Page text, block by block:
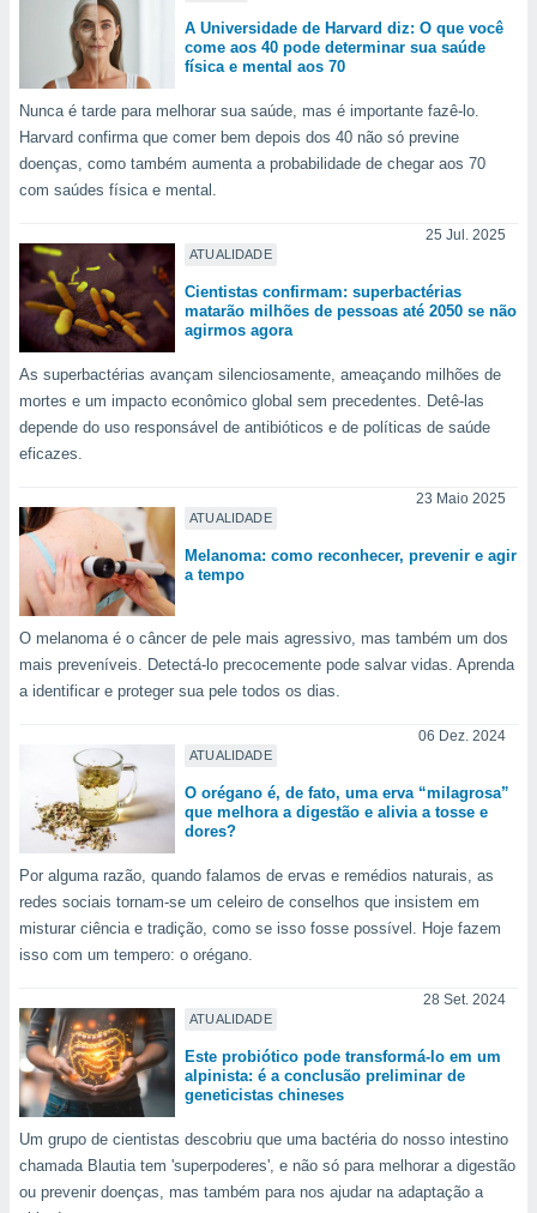
Pode
de
ao
através
nós e
únicos
para
e
IP e
de
possam
com
qual se
ou opor-
qualquer
em “
na
o
de
ou aceder
num
A Universidade de Harvard diz: O que você
come aos 40 pode determinar sua saúde
física e mental aos 70
Nunca é tarde para melhorar sua saúde, mas é importante fazê-lo.
Harvard confirma que comer bem depois dos 40 não só previne
doenças, como também aumenta a probabilidade de chegar aos 70
com saúdes física e mental.
ATUALIDADE
25 Jul. 2025
Cientistas confirmam: superbactérias
matarão milhões de pessoas até 2050 se não
agirmos agora
As superbactérias avançam silenciosamente, ameaçando milhões de
mortes e um impacto econômico global sem precedentes. Detê-las
depende do uso responsável de antibióticos e de políticas de saúde
eficazes.
ATUALIDADE
23 Maio 2025
Melanoma: como reconhecer, prevenir e agir
a tempo
O melanoma é o câncer de pele mais agressivo, mas também um dos
mais preveníveis. Detectá-lo precocemente pode salvar vidas. Aprenda
a identificar e proteger sua pele todos os dias.
ATUALIDADE
06 Dez. 2024
O orégano é, de fato, uma erva “milagrosa”
que melhora a digestão e alivia a tosse e
dores?
Por alguma razão, quando falamos de ervas e remédios naturais, as
redes sociais tornam-se um celeiro de conselhos que insistem em
misturar ciência e tradição, como se isso fosse possível. Hoje fazem
isso com um tempero: o orégano.
ATUALIDADE
28 Set. 2024
Este probiótico pode transformá-lo em um
alpinista: é a conclusão preliminar de
geneticistas chineses
Um grupo de cientistas descobriu que uma bactéria do nosso intestino
chamada Blautia tem 'superpoderes', e não só para melhorar a digestão
ou prevenir doenças, mas também para nos ajudar na adaptação a